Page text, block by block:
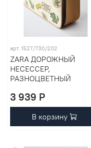
арт. 1527/730/202
ZARA ДОРОЖНЫЙ
НЕСЕССЕР,
РАЗНОЦВЕТНЫЙ
3 939 P
В корзину